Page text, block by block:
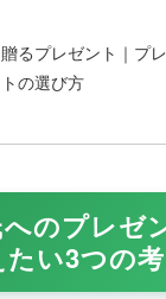
るプレゼント｜プ
の選び方
のプレゼ
たい3つの